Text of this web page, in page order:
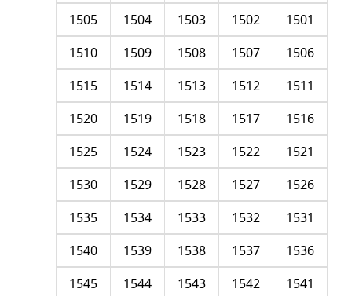
1501
1502
1503
1504
1505
1506
1507
1508
1509
1510
1511
1512
1513
1514
1515
1516
1517
1518
1519
1520
1521
1522
1523
1524
1525
1526
1527
1528
1529
1530
1531
1532
1533
1534
1535
1536
1537
1538
1539
1540
1541
1542
1543
1544
1545